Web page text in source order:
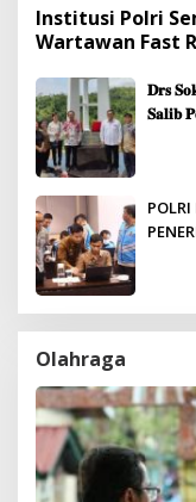
Institusi Polri
Wartawan Fast
𝐃𝐫𝐬
𝐒𝐚𝐥𝐢𝐛
Olahraga